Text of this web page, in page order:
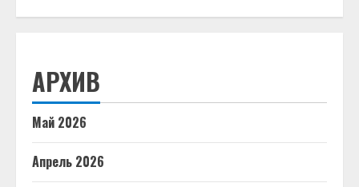
АРХИВ
Май 2026
Апрель 2026